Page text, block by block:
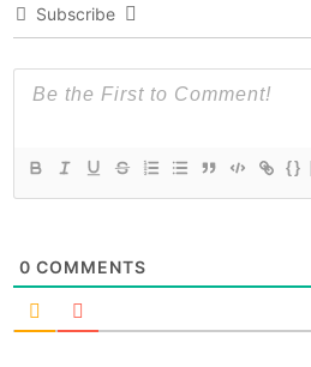
Subscribe
{}
0 COMMENTS